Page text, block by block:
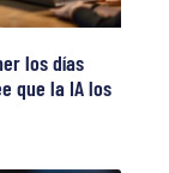
los días
que la IA los